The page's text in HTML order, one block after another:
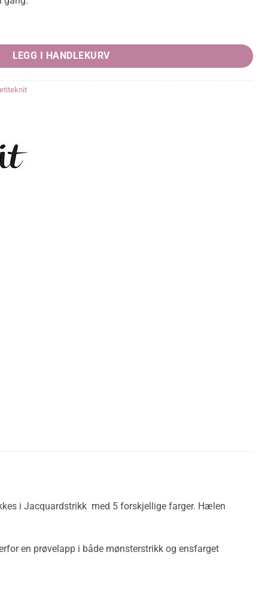
LEGG I HANDLEKURV
i Jacquardstrikk med 5 forskjellige farger. Hælen
en prøvelapp i både mønsterstrikk og ensfarget